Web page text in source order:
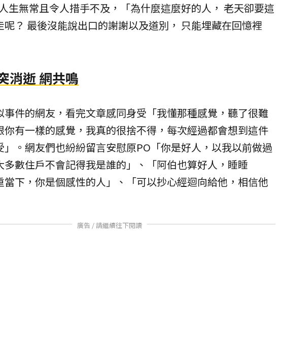
生無常且令人措手不及，「為什麼這麼好的人， 老天卻要這
呢？ 最後沒能說出口的謝謝以及道別， 只能埋藏在回憶裡
消逝 網共鳴
事件的網友，看完文章感同身受「我懂那種感覺，聽了很難
你有一樣的感覺，我真的很捨不得，每次經過都會想到這件
」。網友們也紛紛留言安慰原PO「你是好人，以我以前做過
多數住戶不會記得我是誰的」、「阿伯也算好人，睡睡
當下，你是個感性的人」、「可以抄心經迴向給他，相信他
廣告 / 請繼續往下閱讀